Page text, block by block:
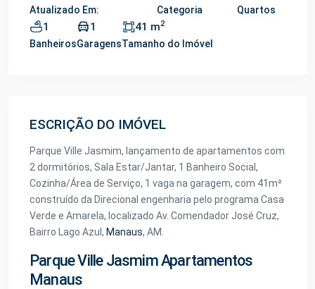
Atualizado Em:
Categoria Quartos
1
Banheiros
1
Garagens
41 m2
Tamanho do Imóvel
ESCRIÇÃO DO IMÓVEL
Parque Ville Jasmim, lançamento de apartamentos com
2 dormitórios, Sala Estar/Jantar, 1 Banheiro Social,
Cozinha/Área de Serviço, 1 vaga na garagem, com 41m²
construído da Direcional engenharia pelo programa Casa
Verde e Amarela, localizado Av. Comendador José Cruz,
Bairro Lago Azul, Manaus, AM.
Parque Ville Jasmim Apartamentos
Manaus